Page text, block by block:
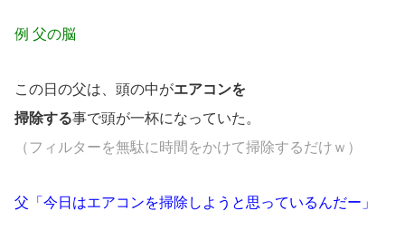
例 父の脳
この日の父は、頭の中がエアコンを
掃除する事で頭が一杯になっていた。
（フィルターを無駄に時間をかけて掃除するだけｗ）
父「今日はエアコンを掃除しようと思っているんだー」